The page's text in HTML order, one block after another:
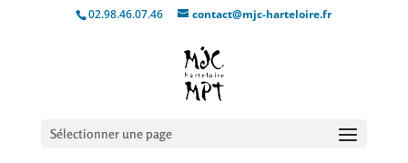
02.98.46.07.46 contact@mjc-harteloire.fr
Sélectionner une page